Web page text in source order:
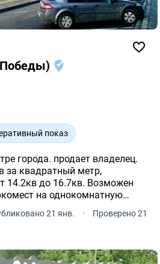
показ
города. продает владелец.
за квадратный метр,
14.2кв до 16.7кв. Возможен
на однокомнатную
все вместе, как готовый
100$ аренда.
21 янв. ·
Проверено 21